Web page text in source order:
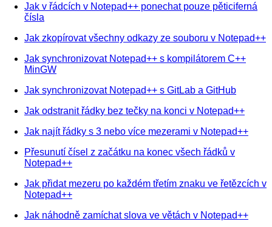
Jak v řádcích v Notepad++ ponechat pouze pěticiferná
čísla
Jak zkopírovat všechny odkazy ze souboru v Notepad++
Jak synchronizovat Notepad++ s kompilátorem C++
MinGW
Jak synchronizovat Notepad++ s GitLab a GitHub
Jak odstranit řádky bez tečky na konci v Notepad++
Jak najít řádky s 3 nebo více mezerami v Notepad++
Přesunutí čísel z začátku na konec všech řádků v
Notepad++
Jak přidat mezeru po každém třetím znaku ve řetězcích v
Notepad++
Jak náhodně zamíchat slova ve větách v Notepad++